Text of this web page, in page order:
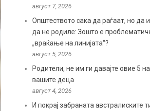
август 7, 2026
Општеството сака да раѓаат, но да
да не родиле: Зошто е
„враќање на линијата“?
август 5, 2026
Родители, не им ги давајте овие 5
вашите деца
август 4, 2026
И покрај забраната австралиските